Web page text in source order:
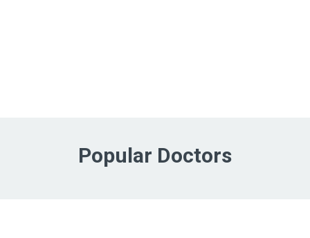
Popular Doctors